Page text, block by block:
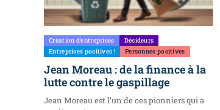
Création d'entreprises
Décideurs
Entreprises positives !
Personnes positives
Jean Moreau : de la finance à la
lutte contre le gaspillage
Jean Moreau est l’un de ces pionniers qui a